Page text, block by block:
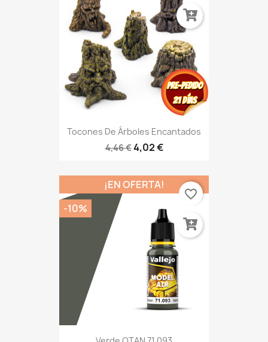
Tocones De Árboles Encantados
4,46 €4,02 €
¡EN OFERTA!
-10%
favorite_border